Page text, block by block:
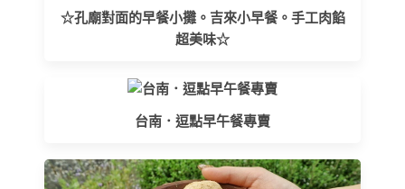
☆孔廟對面的早餐小攤。吉來小早餐。手工肉餡
超美味☆
台南．逗點早午餐專賣